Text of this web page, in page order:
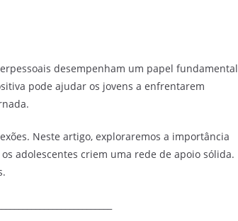
desempenham um papel fundamental
pode ajudar os jovens a enfrentarem
Neste artigo, exploraremos a importância
adolescentes criem uma rede de apoio sólida.